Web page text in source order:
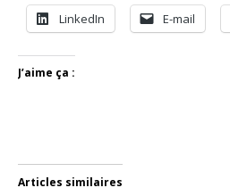
LinkedIn E-mail
J’aime ça :
Articles similaires